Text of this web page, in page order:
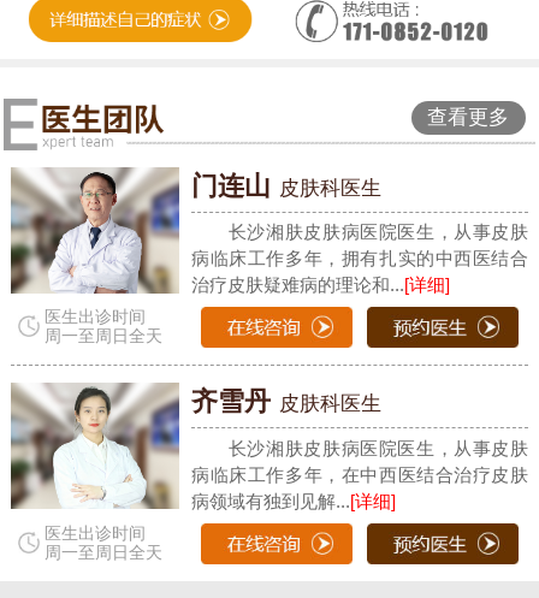
查看更多
医生出诊时间
周一至周日全天
门连山 皮肤科医生
长沙湘肤皮肤病医院医生，从事皮肤
病临床工作多年，拥有扎实的中西医结合
治疗皮肤疑难病的理论和...[详细]
医生出诊时间
周一至周日全天
齐雪丹 皮肤科医生
长沙湘肤皮肤病医院医生，从事皮肤
病临床工作多年，在中西医结合治疗皮肤
病领域有独到见解...[详细]